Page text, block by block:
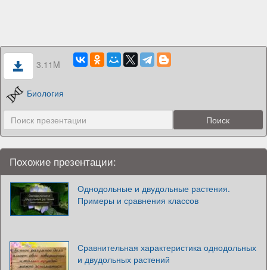
3.11M
Биология
Похожие презентации:
Однодольные и двудольные растения.
Примеры и сравнения классов
Сравнительная характеристика однодольных
и двудольных растений